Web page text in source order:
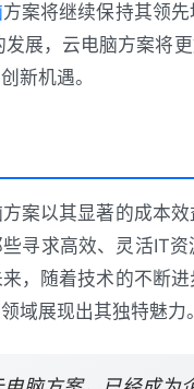
方案将继续保持其领
展，云电脑方案将
新机遇。
案以其显著的成本
寻求高效、灵活IT
，随着技术的不断
域展现出其独特魅力。